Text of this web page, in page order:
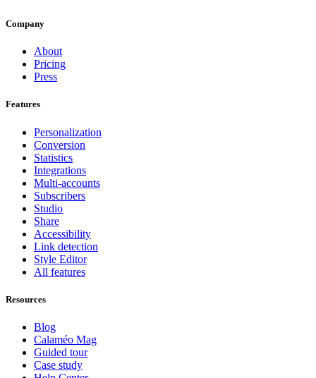
Company
About
Pricing
Press
Features
Personalization
Conversion
Statistics
Integrations
Multi-accounts
Subscribers
Studio
Share
Accessibility
Link detection
Style Editor
All features
Resources
Blog
Calaméo Mag
Guided tour
Case study